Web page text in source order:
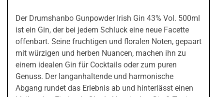
Der Drumshanbo Gunpowder Irish Gin 43% Vol. 500ml
ist ein Gin, der bei jedem Schluck eine neue Facette
offenbart. Seine fruchtigen und floralen Noten, gepaart
mit würzigen und herben Nuancen, machen ihn zu
einem idealen Gin für Cocktails oder zum puren
Genuss. Der langanhaltende und harmonische
Abgang rundet das Erlebnis ab und hinterlässt einen